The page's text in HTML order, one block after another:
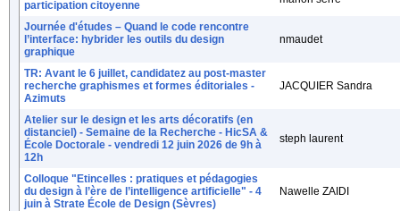
participation citoyenne
Journée d'études – Quand le code rencontre
l’interface: hybrider les outils du design
graphique
nmaudet
TR: Avant le 6 juillet, candidatez au post-master
recherche graphismes et formes éditoriales -
Azimuts
JACQUIER Sandra
Atelier sur le design et les arts décoratifs (en
distanciel) - Semaine de la Recherche - HicSA &
École Doctorale - vendredi 12 juin 2026 de 9h à
12h
steph laurent
Colloque "Etincelles : pratiques et pédagogies
du design à l’ère de l’intelligence artificielle" - 4
juin à Strate École de Design (Sèvres)
Nawelle ZAIDI